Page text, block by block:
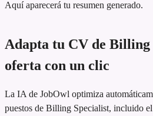
Aquí aparecerá tu resumen generado.
Adapta tu CV de Billing
oferta con un clic
La IA de JobOwl optimiza
puestos de Billing Specialist, incluido